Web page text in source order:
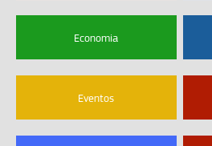
Economia
Eventos